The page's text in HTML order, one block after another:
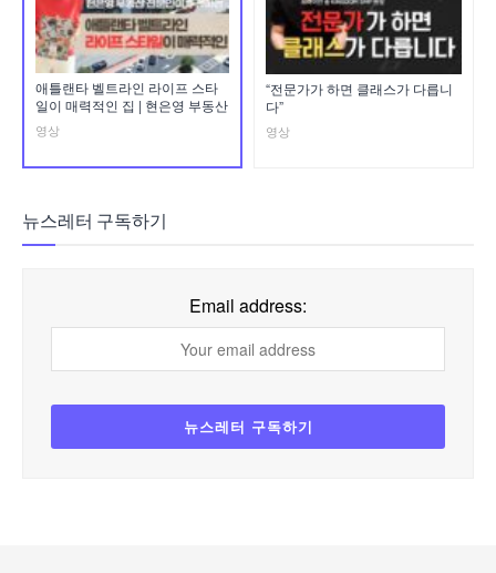
애틀랜타 벨트라인 라이프 스타
일이 매력적인 집 | 현은영 부동산
영상
“전문가가 하면 클래스가 다릅니
다”
영상
뉴스레터 구독하기
Email address: